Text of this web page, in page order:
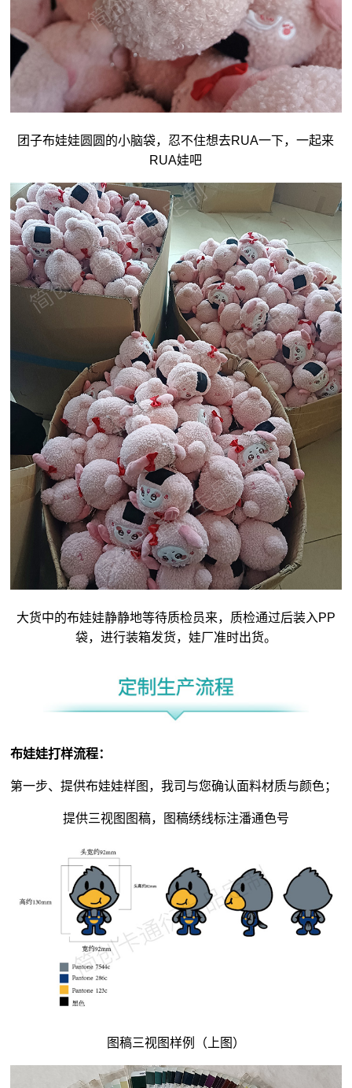
团子布娃娃 圆圆的小脑袋，忍不住想去RUA一下，一起来
RUA娃吧
大货中的布娃娃静静地等待质检员来，质检通过后装入PP
袋，进行装箱发货，娃厂准时出货。
布娃娃打样流程：
第一步、提供布娃娃样图，我司与您确认面料材质与颜色；
提供三视图图稿，图稿绣线标注潘通色号
图稿三视图样例（上图）